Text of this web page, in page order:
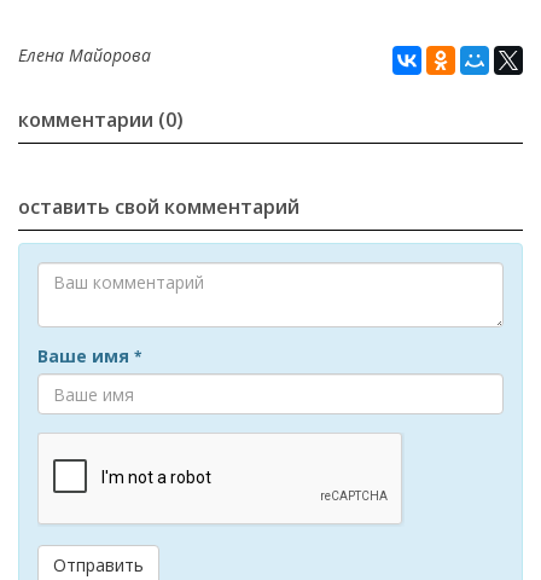
Елена Майорова
комментарии (0)
оставить свой комментарий
Ваше имя *
Отправить